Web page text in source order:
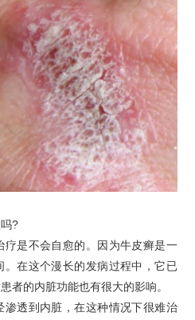
?
是不会自愈的。因为牛皮癣是一
在这个漫长的发病过程中，它已
者的内脏功能也有很大的影响。
透到内脏，在这种情况下很难治